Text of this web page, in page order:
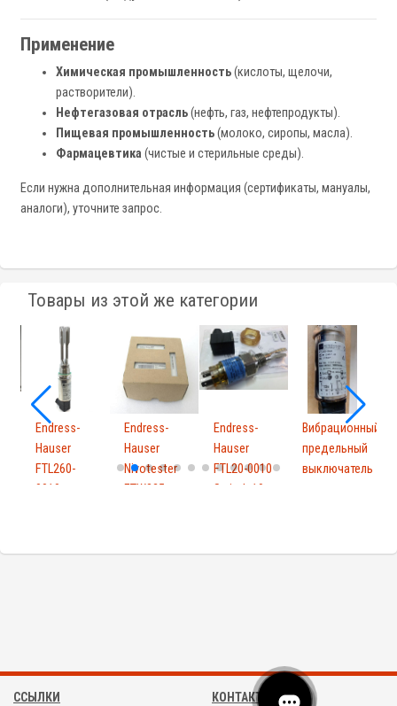
Применение
Химическая промышленность(кислоты, щелочи,
растворители).
Нефтегазовая отрасль(нефть, газ, нефтепродукты).
Пищевая промышленность(молоко, сиропы, масла).
Фармацевтика (чистые и стерильные среды).
Если нужна дополнительная информация (сертификаты, мануалы,
аналоги), уточните запрос.
Товары из этой же категории
Endress-
Hauser
FTL260-
0010
Endress-
Hauser
Nivotester
FTW325
Endress-
Hauser
FTL20-0010
Switch 19 -
Вибрационный
предельный
выключатель
ССЫЛКИ КОНТАКТЫ